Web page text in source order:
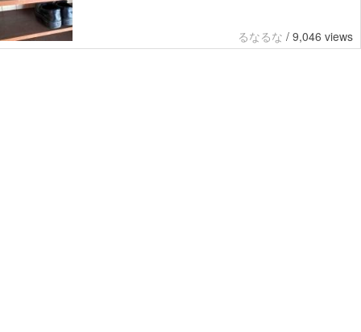
るなるな / 9,046 views